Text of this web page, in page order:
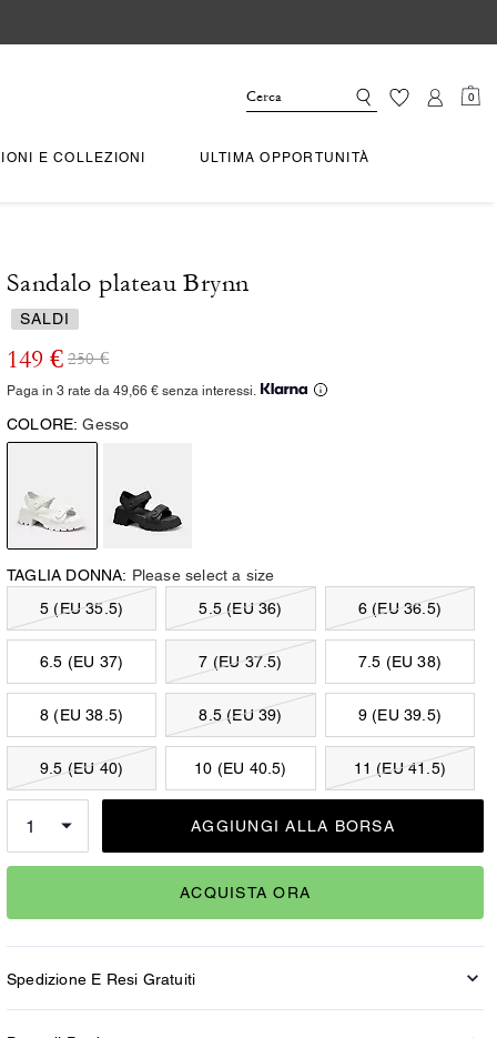
0
E COLLEZIONI ULTIMA OPPORTUNITÀ
Sandalo plateau Brynn
SALDI
149 € 250 €
Paga in 3 rate da 49,66 € senza interessi.
COLORE: Gesso
TAGLIA DONNA: Please select a size
5 (EU 35.5)
5.5 (EU 36) 6 (EU 36.5)
6.5 (EU 37) 7 (EU 37.5) 7.5 (EU 38)
8 (EU 38.5) 8.5 (EU 39) 9 (EU 39.5)
9.5 (EU 40) 10 (EU 40.5) 11 (EU 41.5)
AGGIUNGI ALLA BORSA
ACQUISTA ORA
Spedizione E Resi Gratuiti